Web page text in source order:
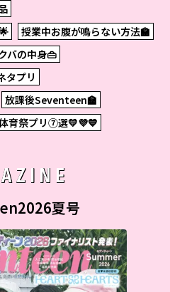
授業中お腹が鳴らない方法🏫
バの中身👜
タプリ
放課後Seventeen🏫
育祭プリ⑦選💛💜💙
夏号